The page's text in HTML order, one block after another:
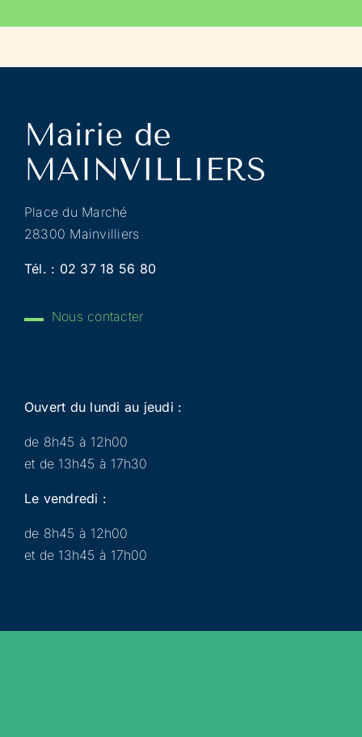
Place du Marché
28300 Mainvilliers
Tél. : 02 37 18 56 80
Nous contacter
Ouvert du lundi au jeudi :
de 8h45 à 12h00
et de 13h45 à 17h30
Le vendredi :
de 8h45 à 12h00
et de 13h45 à 17h00